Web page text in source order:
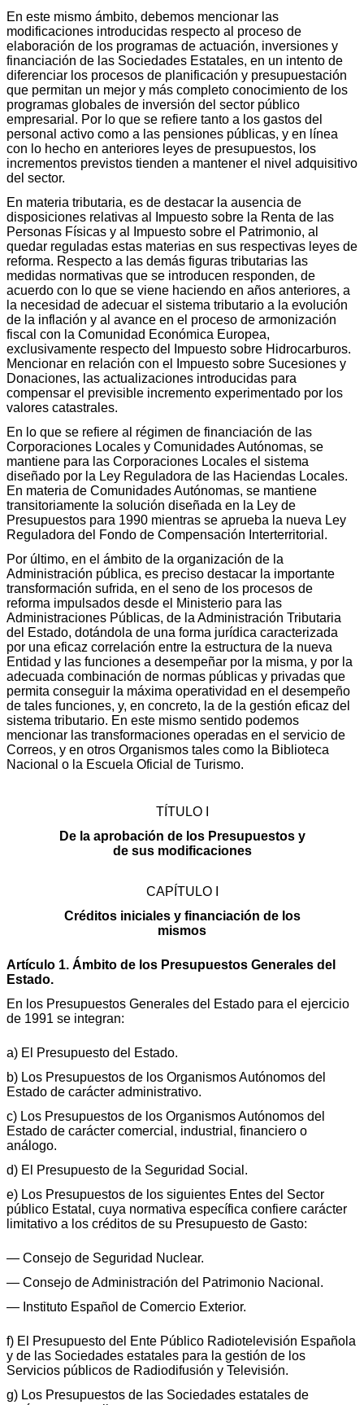
En este mismo ámbito, debemos mencionar las
modificaciones introducidas respecto al proceso de
elaboración de los programas de actuación, inversiones y
financiación de las Sociedades Estatales, en un intento de
diferenciar los procesos de planificación y presupuestación
que permitan un mejor y más completo conocimiento de los
programas globales de inversión del sector público
empresarial. Por lo que se refiere tanto a los gastos del
personal activo como a las pensiones públicas, y en línea
con lo hecho en anteriores leyes de presupuestos, los
incrementos previstos tienden a mantener el nivel adquisitivo
del sector.
En materia tributaria, es de destacar la ausencia de
disposiciones relativas al Impuesto sobre la Renta de las
Personas Físicas y al Impuesto sobre el Patrimonio, al
quedar reguladas estas materias en sus respectivas leyes de
reforma. Respecto a las demás figuras tributarias las
medidas normativas que se introducen responden, de
acuerdo con lo que se viene haciendo en años anteriores, a
la necesidad de adecuar el sistema tributario a la evolución
de la inflación y al avance en el proceso de armonización
fiscal con la Comunidad Económica Europea,
exclusivamente respecto del Impuesto sobre Hidrocarburos.
Mencionar en relación con el Impuesto sobre Sucesiones y
Donaciones, las actualizaciones introducidas para
compensar el previsible incremento experimentado por los
valores catastrales.
En lo que se refiere al régimen de financiación de las
Corporaciones Locales y Comunidades Autónomas, se
mantiene para las Corporaciones Locales el sistema
diseñado por la Ley Reguladora de las Haciendas Locales.
En materia de Comunidades Autónomas, se mantiene
transitoriamente la solución diseñada en la Ley de
Presupuestos para 1990 mientras se aprueba la nueva Ley
Reguladora del Fondo de Compensación Interterritorial.
Por último, en el ámbito de la organización de la
Administración pública, es preciso destacar la importante
transformación sufrida, en el seno de los procesos de
reforma impulsados desde el Ministerio para las
Administraciones Públicas, de la Administración Tributaria
del Estado, dotándola de una forma jurídica caracterizada
por una eficaz correlación entre la estructura de la nueva
Entidad y las funciones a desempeñar por la misma, y por la
adecuada combinación de normas públicas y privadas que
permita conseguir la máxima operatividad en el desempeño
de tales funciones, y, en concreto, la de la gestión eficaz del
sistema tributario. En este mismo sentido podemos
mencionar las transformaciones operadas en el servicio de
Correos, y en otros Organismos tales como la Biblioteca
Nacional o la Escuela Oficial de Turismo.
TÍTULO I
De la aprobación de los Presupuestos y
de sus modificaciones
CAPÍTULO I
Créditos iniciales y financiación de los
mismos
Artículo 1. Ámbito de los Presupuestos Generales del
Estado.
En los Presupuestos Generales del Estado para el ejercicio
de 1991 se integran:
a) El Presupuesto del Estado.
b) Los Presupuestos de los Organismos Autónomos del
Estado de carácter administrativo.
c) Los Presupuestos de los Organismos Autónomos del
Estado de carácter comercial, industrial, financiero o
análogo.
d) El Presupuesto de la Seguridad Social.
e) Los Presupuestos de los siguientes Entes del Sector
público Estatal, cuya normativa específica confiere carácter
limitativo a los créditos de su Presupuesto de Gasto:
— Consejo de Seguridad Nuclear.
— Consejo de Administración del Patrimonio Nacional.
— Instituto Español de Comercio Exterior.
f) El Presupuesto del Ente Público Radiotelevisión Española
y de las Sociedades estatales para la gestión de los
Servicios públicos de Radiodifusión y Televisión.
g) Los Presupuestos de las Sociedades estatales de